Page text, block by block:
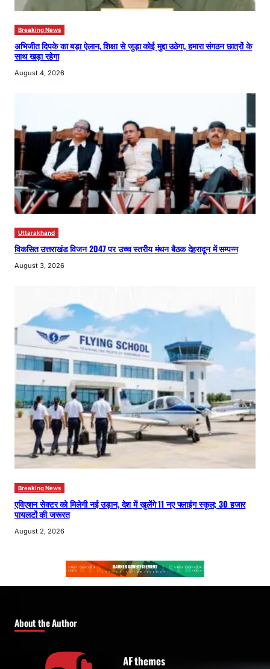
Breaking News
अभिजीत दिपके का बड़ा ऐलान, शिक्षा से जुड़ा कोई मुद्दा उठेगा, हमारा संगठन छात्रों के
साथ खड़ा रहेगा
August 4, 2026
Uttarakhand
विकसित उत्तराखंड विजन 2047 पर उच्च स्तरीय मंथन बैठक देहरादून में सम्पन्न
August 3, 2026
Breaking News
एविएशन सेक्टर को मिलेगी नई उड़ान, देश में खुलेंगे 11 नए फ्लाइंग स्कूल; 30 हजार
पायलटों की जरूरत
August 2, 2026
About the Author
AF themes